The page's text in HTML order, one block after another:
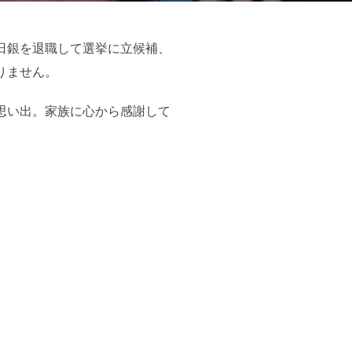
を退職して選挙に立候補、
せん。
出。家族に心から感謝して